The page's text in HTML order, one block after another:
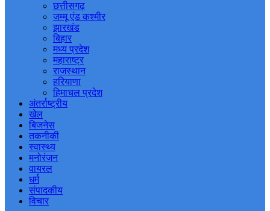
छत्तीसगढ़
जम्मू एंड कश्मीर
झारखंड
बिहार
मध्य प्रदेश
महाराष्ट्र
राजस्थान
हरियाणा
हिमाचल प्रदेश
अंतर्राष्ट्रीय
खेल
बिजनेस
तकनीकी
स्वास्थ्य
मनोरंजन
वायरल
धर्म
संपादकीय
विचार